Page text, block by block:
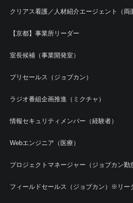
クリアス看護／人材紹介エージェント（両
【京都】事業所リーダー
室長候補（事業開発室）
プリセールス（ジョブカン）
ラジオ番組企画推進（ミクチャ）
情報セキュリティメンバー（経験者）
Webエンジニア（医療）
プロジェクトマネージャー（ジョブカン勤
フィールドセールス（ジョブカン）※リー